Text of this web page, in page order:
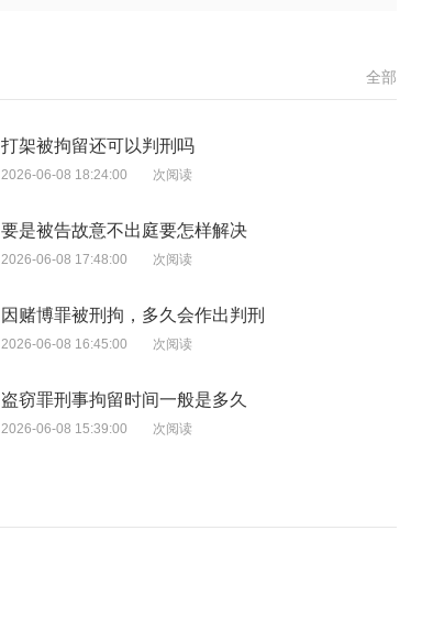
全部
打架被拘留还可以判刑吗
2026-06-08 18:24:00 次阅读
要是被告故意不出庭要怎样解决
2026-06-08 17:48:00 次阅读
因赌博罪被刑拘，多久会作出判刑
2026-06-08 16:45:00 次阅读
盗窃罪刑事拘留时间一般是多久
2026-06-08 15:39:00 次阅读